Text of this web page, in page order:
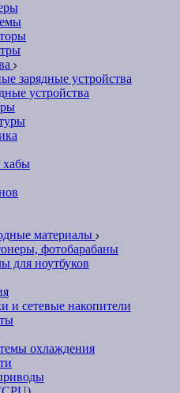
зарядные устройства
устройства
хабы
материалы
фотобарабаны
для ноутбуков
и сетевые накопители
охлаждения